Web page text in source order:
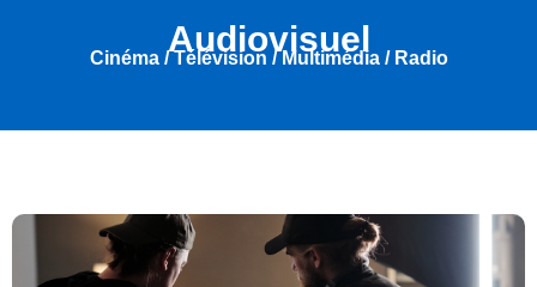
Audiovisuel
Cinéma / Télévision / Multimédia / Radio